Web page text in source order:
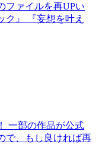
ファイルを再UPい
ク』 『妄想を叶え
一部の作品が公式
で、もし良ければ再